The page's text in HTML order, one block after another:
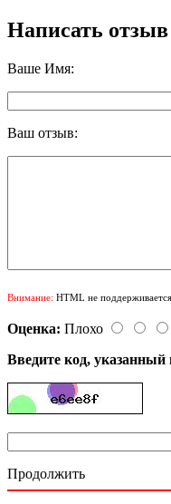
Написать отзыв
Ваше Имя:
Ваш отзыв:
Внимание: HTML не
Оценка: Плохо
Введите код, указанный
Продолжить